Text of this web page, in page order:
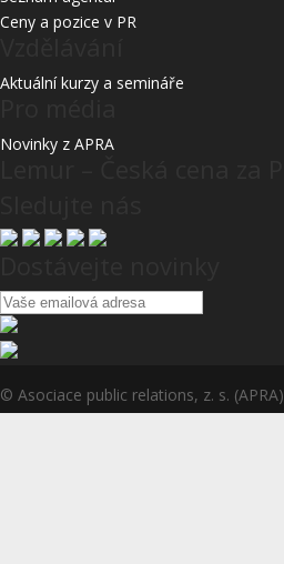
Ceny a pozice v PR
Aktuální kurzy a semináře
Novinky z APRA
© Asociace public relations, z. s. (APRA)